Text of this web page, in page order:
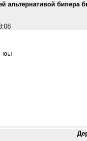
альтернативой
юы